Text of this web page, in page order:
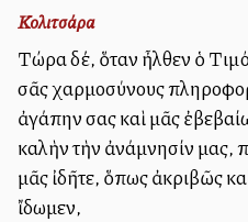
Κολιτσάρα
Τώρα δέ, ὅταν ἦλθεν ὁ
σᾶς χαρμοσύνους
ἀγάπην σας καὶ μᾶς
καλὴν τὴν ἀνάμνησίν μας,
μᾶς ἰδῆτε, ὅπως ἀκριβῶς
ἴδωμεν,